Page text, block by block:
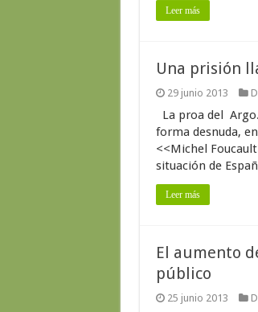
Leer más
Una prisión
29 junio 2013
La proa del
forma desnuda,
<<Michel
situación de
Leer más
El aumento
público
25 junio 2013